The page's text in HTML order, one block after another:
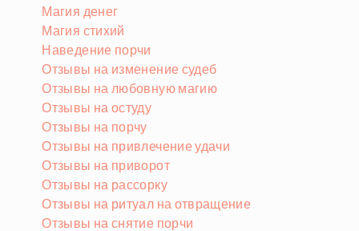
Магия денег
Магия стихий
Наведение порчи
Отзывы на изменение судеб
Отзывы на любовную магию
Отзывы на остуду
Отзывы на порчу
Отзывы на привлечение удачи
Отзывы на приворот
Отзывы на рассорку
Отзывы на ритуал на отвращение
Отзывы на снятие порчи